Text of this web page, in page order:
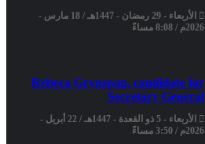
الأربعاء - 29 رمضان - 1447هـ / 18 مارس -
2026م / 8:08 مساءً
Rebeca Grynspan, candidate for
Secretary General
الأربعاء - 5 ذو القعدة - 1447هـ / 22 أبريل -
2026م / 3:50 مساءً